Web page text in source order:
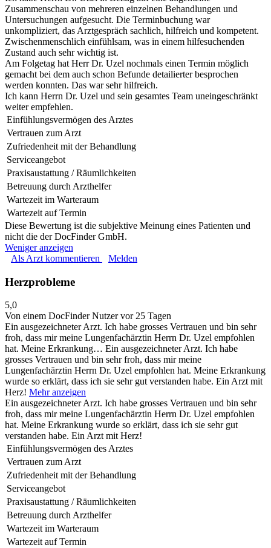
Zusammenschau von mehreren einzelnen Behandlungen und
Untersuchungen aufgesucht. Die Terminbuchung war
unkompliziert, das Arztgespräch sachlich, hilfreich und kompetent.
Zwischenmenschlich einfühlsam, was in einem hilfesuchenden
Zustand auch sehr wichtig ist.
Am Folgetag hat Herr Dr. Uzel nochmals einen Termin möglich
gemacht bei dem auch schon Befunde detailierter besprochen
werden konnten. Das war sehr hilfreich.
Ich kann Herrn Dr. Uzel und sein gesamtes Team uneingeschränkt
weiter empfehlen.
Einfühlungsvermögen des Arztes
Vertrauen zum Arzt
Zufriedenheit mit der Behandlung
Serviceangebot
Praxisaustattung / Räumlichkeiten
Betreuung durch Arzthelfer
Wartezeit im Warteraum
Wartezeit auf Termin
Diese Bewertung ist die subjektive Meinung eines Patienten und
nicht die der DocFinder GmbH.
Weniger anzeigen
Als Arzt kommentieren
Melden
Herzprobleme
5,0
Von einem DocFinder Nutzervor 25 Tagen
Ein ausgezeichneter Arzt. Ich habe grosses Vertrauen und bin sehr
froh, dass mir meine Lungenfachärztin Herrn Dr. Uzel empfohlen
hat. Meine Erkrankung… Ein ausgezeichneter Arzt. Ich habe
grosses Vertrauen und bin sehr froh, dass mir meine
Lungenfachärztin Herrn Dr. Uzel empfohlen hat. Meine Erkrankung
wurde so erklärt, dass ich sie sehr gut verstanden habe. Ein Arzt mit
Herz! Mehr anzeigen
Ein ausgezeichneter Arzt. Ich habe grosses Vertrauen und bin sehr
froh, dass mir meine Lungenfachärztin Herrn Dr. Uzel empfohlen
hat. Meine Erkrankung wurde so erklärt, dass ich sie sehr gut
verstanden habe. Ein Arzt mit Herz!
Einfühlungsvermögen des Arztes
Vertrauen zum Arzt
Zufriedenheit mit der Behandlung
Serviceangebot
Praxisaustattung / Räumlichkeiten
Betreuung durch Arzthelfer
Wartezeit im Warteraum
Wartezeit auf Termin